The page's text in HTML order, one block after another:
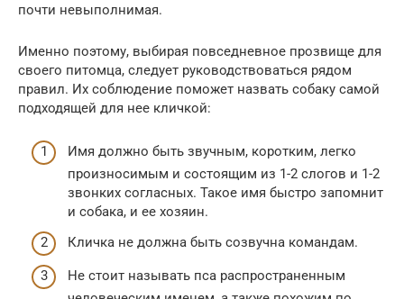
почти невыполнимая.
Именно поэтому, выбирая повседневное прозвище для
своего питомца, следует руководствоваться рядом
правил. Их соблюдение поможет назвать собаку самой
подходящей для нее кличкой:
Имя должно быть звучным, коротким, легко
произносимым и состоящим из 1-2 слогов и 1-2
звонких согласных. Такое имя быстро запомнит
и собака, и ее хозяин.
Кличка не должна быть созвучна командам.
Не стоит называть пса распространенным